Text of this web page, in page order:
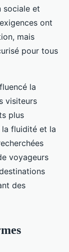
sociale et
ont
mais
pour tous
la
visiteurs
plus
fluidité et la
voyageurs
des